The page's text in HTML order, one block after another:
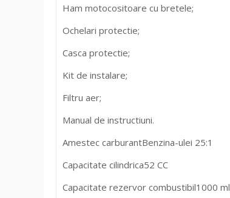
Ham motocositoare cu bretele;
Ochelari protectie;
Casca protectie;
Kit de instalare;
Filtru aer;
Manual de instructiuni.
Amestec carburantBenzina-ulei 25:1
Capacitate cilindrica52 CC
Capacitate rezervor combustibil1000 ml